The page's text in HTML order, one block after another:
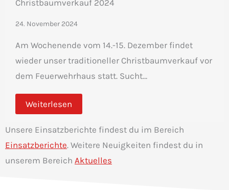
Christbaumverkauf 2024
24. November 2024
Am Wochenende vom 14.-15. Dezember findet
wieder unser traditioneller Christbaumverkauf vor
dem Feuerwehrhaus statt. Sucht…
Weiterlesen
Unsere Einsatzberichte findest du im Bereich
Einsatzberichte. Weitere Neuigkeiten findest du in
unserem Bereich Aktuelles